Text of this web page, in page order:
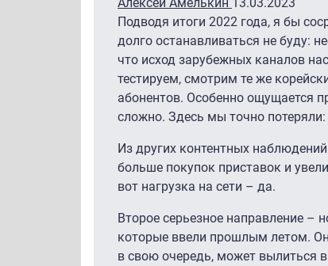
Подводя итоги 2022 года, я бы
долго останавливаться не буду:
что исход зарубежных каналов
тестируем, смотрим те же
абонентов. Особенно ощущается
сложно. Здесь мы точно
Из других контентных
больше покупок приставок и
вот нагрузка на сети – да.
Второе серьезное направление
которые ввели прошлым летом.
в свою очередь, может вылиться